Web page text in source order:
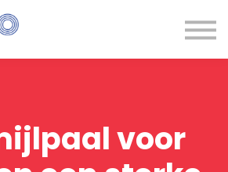
Kennisbank
Expertise
voor